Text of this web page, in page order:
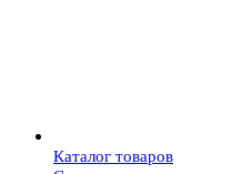
Каталог товаров